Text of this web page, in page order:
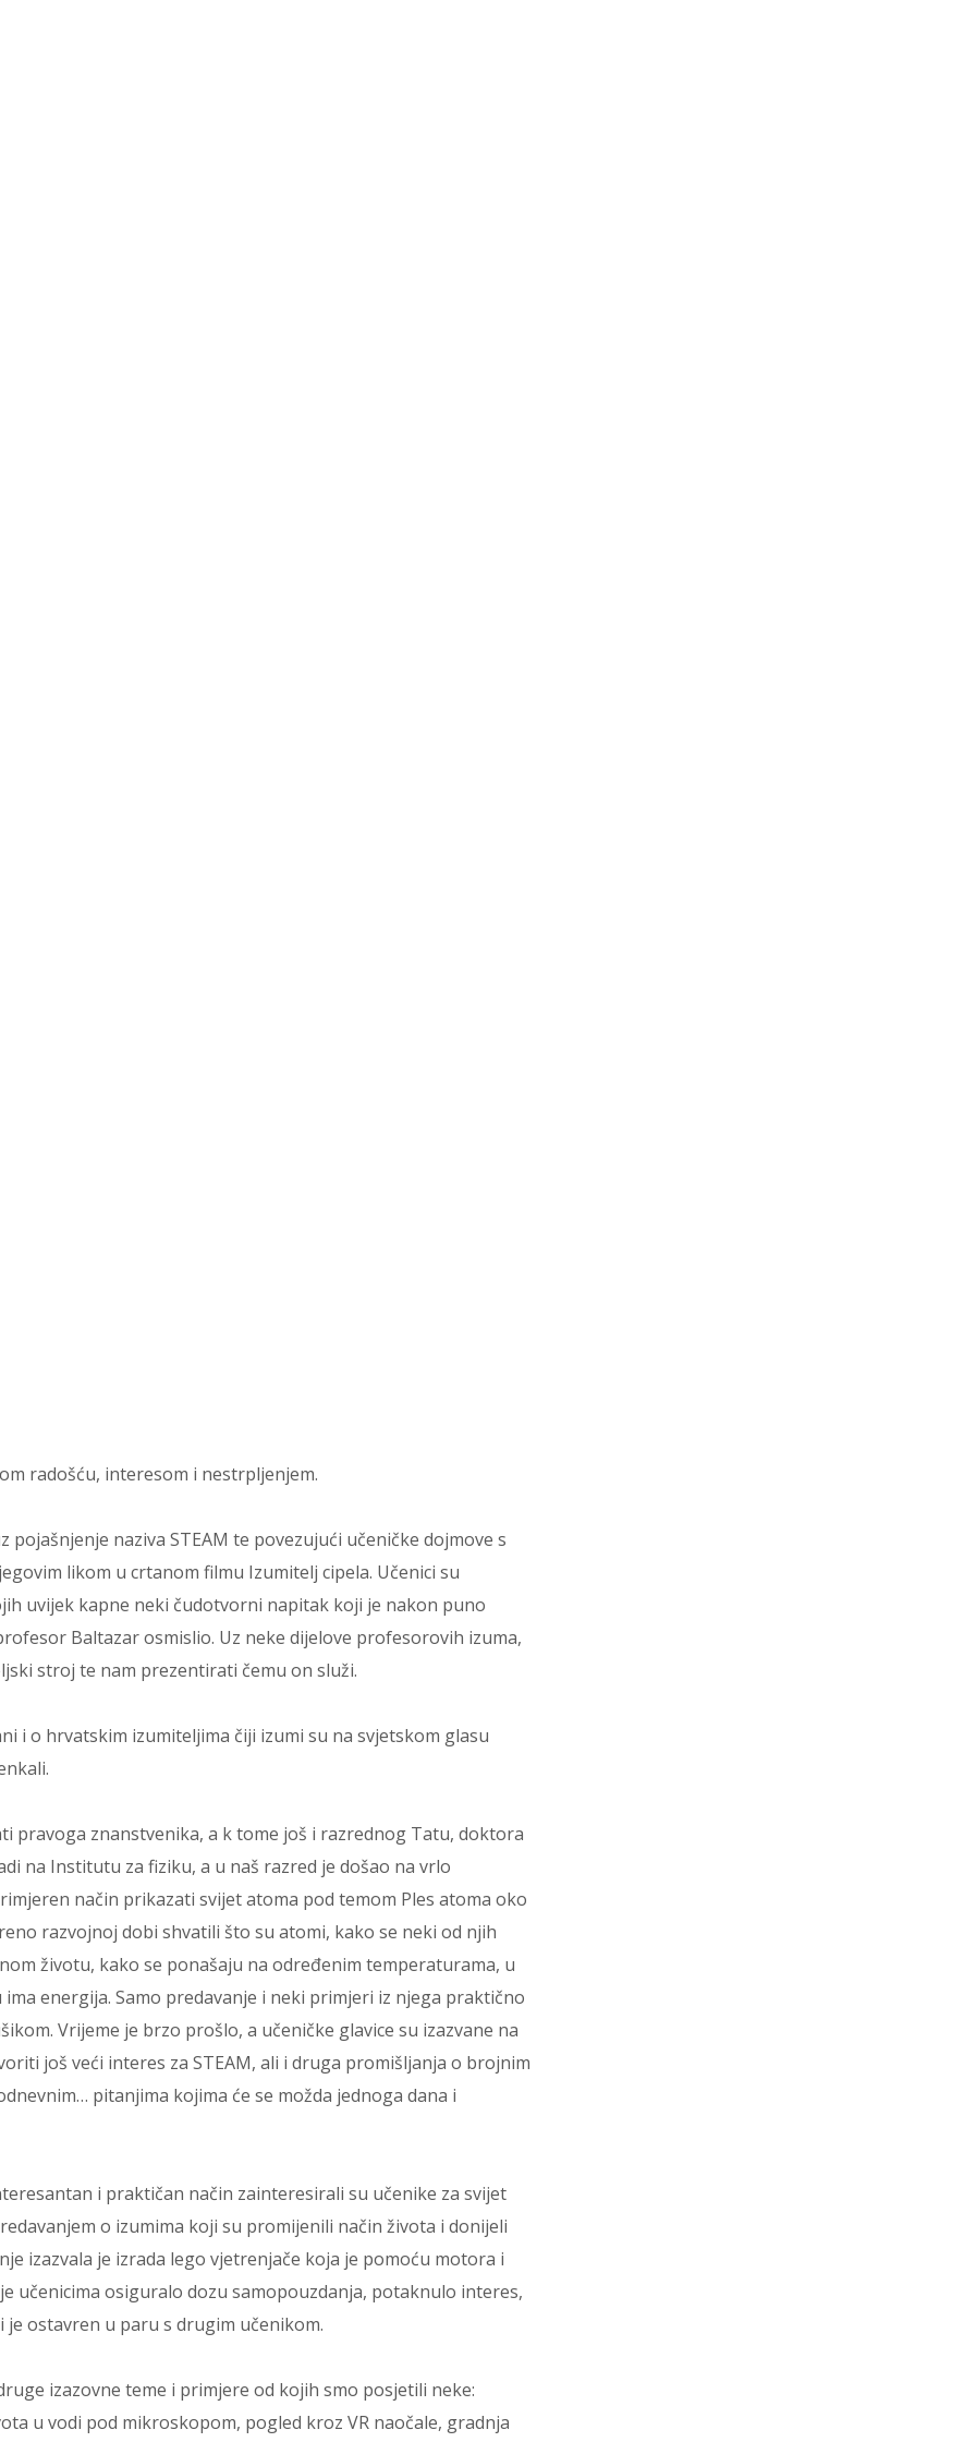
radošću, interesom i nestrpljenjem.
pojašnjenje naziva STEAM te povezujući učeničke dojmove s
likom u crtanom filmu Izumitelj cipela. Učenici su
uvijek kapne neki čudotvorni napitak koji je nakon puno
Baltazar osmislio. Uz neke dijelove profesorovih izuma,
stroj te nam prezentirati čemu on služi.
i o hrvatskim izumiteljima čiji izumi su na svjetskom glasu
pravoga znanstvenika, a k tome još i razrednog Tatu, doktora
na Institutu za fiziku, a u naš razred je došao na vrlo
način prikazati svijet atoma pod temom Ples atoma oko
razvojnoj dobi shvatili što su atomi, kako se neki od njih
životu, kako se ponašaju na određenim temperaturama, u
energija. Samo predavanje i neki primjeri iz njega praktično
Vrijeme je brzo prošlo, a učeničke glavice su izazvane na
još veći interes za STEAM, ali i druga promišljanja o brojnim
pitanjima kojima će se možda jednoga dana i
i praktičan način zainteresirali su učenike za svijet
o izumima koji su promijenili način života i donijeli
izazvala je izrada lego vjetrenjače koja je pomoću motora i
je učenicima osiguralo dozu samopouzdanja, potaknulo interes,
ostavren u paru s drugim učenikom.
izazovne teme i primjere od kojih smo posjetili neke:
u vodi pod mikroskopom, pogled kroz VR naočale, gradnja